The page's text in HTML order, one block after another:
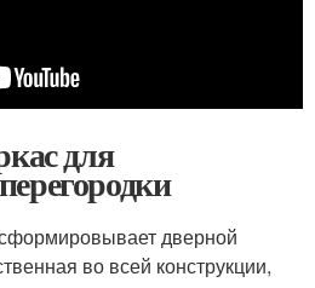
для
дверной
во всей конструкции,